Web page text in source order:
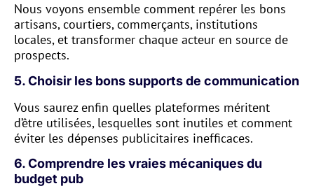
Nous voyons ensemble comment repérer les bons
artisans, courtiers, commerçants, institutions
locales, et transformer chaque acteur en source de
prospects.
5. Choisir les bons supports de communication
Vous saurez enfin quelles plateformes méritent
d’être utilisées, lesquelles sont inutiles et comment
éviter les dépenses publicitaires inefficaces.
6. Comprendre les vraies mécaniques du
budget pub